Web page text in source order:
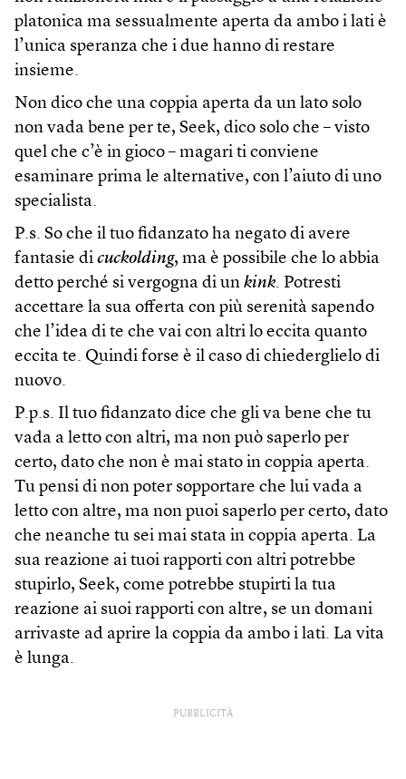
platonica ma sessualmente aperta da ambo i lati è
l’unica speranza che i due hanno di restare
insieme.
Non dico che una coppia aperta da un lato solo
non vada bene per te, Seek, dico solo che – visto
quel che c’è in gioco – magari ti conviene
esaminare prima le alternative, con l’aiuto di uno
specialista.
P.s. So che il tuo fidanzato ha negato di avere
fantasie di cuckolding, ma è possibile che lo abbia
detto perché si vergogna di un kink. Potresti
accettare la sua offerta con più serenità sapendo
che l’idea di te che vai con altri lo eccita quanto
eccita te. Quindi forse è il caso di chiederglielo di
nuovo.
P.p.s. Il tuo fidanzato dice che gli va bene che tu
vada a letto con altri, ma non può saperlo per
certo, dato che non è mai stato in coppia aperta.
Tu pensi di non poter sopportare che lui vada a
letto con altre, ma non puoi saperlo per certo, dato
che neanche tu sei mai stata in coppia aperta. La
sua reazione ai tuoi rapporti con altri potrebbe
stupirlo, Seek, come potrebbe stupirti la tua
reazione ai suoi rapporti con altre, se un domani
arrivaste ad aprire la coppia da ambo i lati. La vita
è lunga.
PUBBLICITÀ